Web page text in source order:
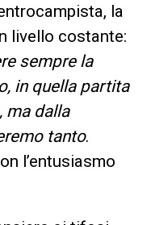
la
livello costante:
sempre la
in quella partita
ma dalla
tanto.
l’entusiasmo